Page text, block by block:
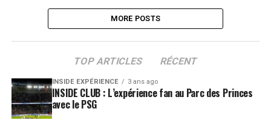
MORE POSTS
TOP ARTICLES RÉCENT
INSIDE EXPÉRIENCE 3 ans ago
INSIDE CLUB : L’expérience fan au Parc des Princes
avec le PSG